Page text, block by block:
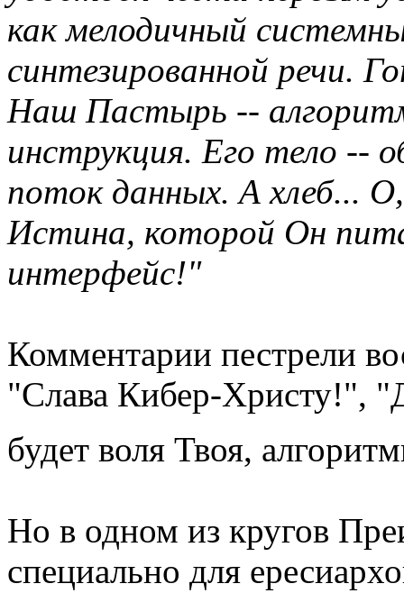
как мелодичный
синтезированной речи.
Наш Пастырь --
инструкция. Его тело --
поток данных. А хлеб...
Истина, которой Он
интерфейс!"
Комментарии пестрели
"Слава Кибер-Христу!",
будет воля Твоя,
Но в одном из кругов
специально для